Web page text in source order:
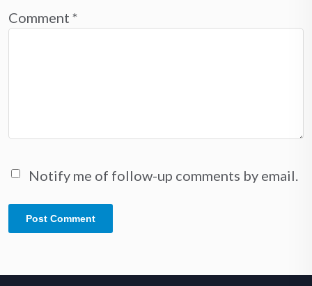
Comment *
Notify me of follow-up comments by email.